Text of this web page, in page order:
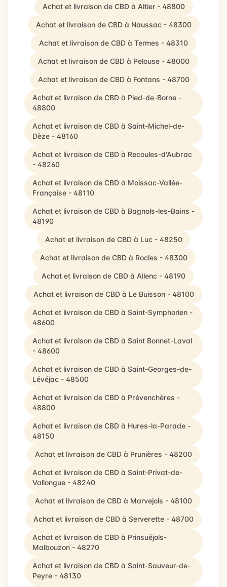
Achat et livraison de CBD à Altier - 48800
Achat et livraison de CBD à Naussac - 48300
Achat et livraison de CBD à Termes - 48310
Achat et livraison de CBD à Pelouse - 48000
Achat et livraison de CBD à Fontans - 48700
Achat et livraison de CBD à Pied-de-Borne -
48800
Achat et livraison de CBD à Saint-Michel-de-
Dèze - 48160
Achat et livraison de CBD à Recoules-d'Aubrac
- 48260
Achat et livraison de CBD à Moissac-Vallée-
Française - 48110
Achat et livraison de CBD à Bagnols-les-Bains -
48190
Achat et livraison de CBD à Luc - 48250
Achat et livraison de CBD à Rocles - 48300
Achat et livraison de CBD à Allenc - 48190
Achat et livraison de CBD à Le Buisson - 48100
Achat et livraison de CBD à Saint-Symphorien -
48600
Achat et livraison de CBD à Saint Bonnet-Laval
- 48600
Achat et livraison de CBD à Saint-Georges-de-
Lévéjac - 48500
Achat et livraison de CBD à Prévenchères -
48800
Achat et livraison de CBD à Hures-la-Parade -
48150
Achat et livraison de CBD à Prunières - 48200
Achat et livraison de CBD à Saint-Privat-de-
Vallongue - 48240
Achat et livraison de CBD à Marvejols - 48100
Achat et livraison de CBD à Serverette - 48700
Achat et livraison de CBD à Prinsuéjols-
Malbouzon - 48270
Achat et livraison de CBD à Saint-Sauveur-de-
Peyre - 48130